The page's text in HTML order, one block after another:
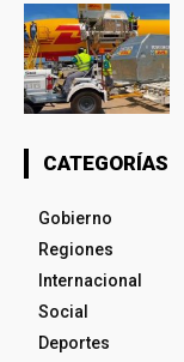
CATEGORÍAS
Gobierno
Regiones
Internacional
Social
Deportes